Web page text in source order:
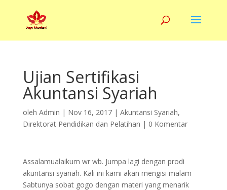
Ujian Sertifikasi
Akuntansi Syariah
oleh Admin | Nov 16, 2017| Akuntansi Syariah,
Direktorat Pendidikan dan Pelatihan | 0 Komentar
Assalamualaikum wr wb. Jumpa lagi dengan prodi
akuntansi syariah. Kali ini kami akan mengisi malam
Sabtunya sobat gogo dengan materi yang menarik